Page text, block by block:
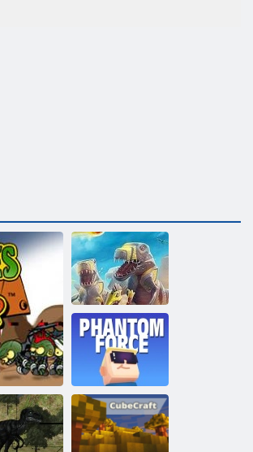
D-Day: Rush -
Tower Defense
Kogama: Moc
fantázie